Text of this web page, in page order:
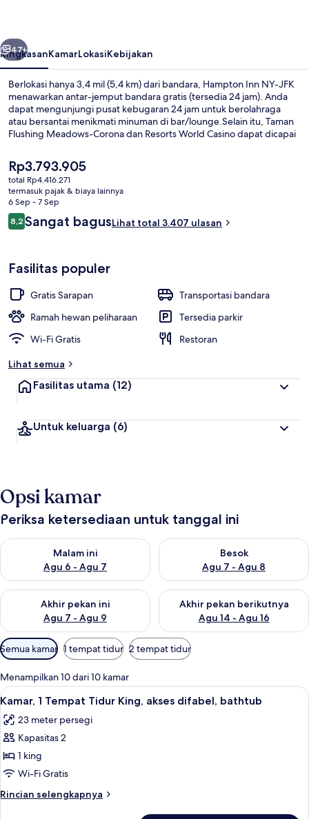
Berikutnya
47+
RingkasanKamarLokasiKebijakan
Berlokasi hanya 3,4 mil (5,4 km) dari bandara, Hampton Inn NY-JFK
menawarkan antar-jemput bandara gratis (tersedia 24 jam). Anda
dapat mengunjungi pusat kebugaran 24 jam untuk berolahraga
atau bersantai menikmati minuman di bar/lounge.Selain itu, Taman
Flushing Meadows-Corona dan Resorts World Casino dapat dicapai
tidur di kamar dan staf.
Harga
saat
ini
Rp3.793.905
Rp3.793.905
total Rp4.416.271
termasuk pajak & biaya lainnya
6 Sep - 7 Sep
Ulasan
8,28,2 dari 10
Sangat bagusLihat total 3.407 ulasan
Fasilitas populer
Gratis Sarapan
Transportasi bandara
Ramah hewan peliharaan
Tersedia parkir
Wi-Fi Gratis
Restoran
Lihat semua
Fasilitas utama (12)
Untuk keluarga (6)
Opsi kamar
Periksa ketersediaan untuk tanggal ini
Malam ini
Agu 6 - Agu 7
Periksa ketersediaan untuk malam ini Agu 6 - Agu 7
Besok
Agu 7 - Agu 8
Periksa ketersediaan untuk
Akhir pekan ini
Agu 7 - Agu 9
Periksa ketersediaan untuk akhir pekan ini Agu 7 - Agu 9
Akhir pekan berikutnya
Agu 14 - Agu 16
Periksa ketersediaan untuk
Filter
tersedia
untuk
kamar
Semua kamar 1 tempat tidur 2 tempat tidur
Menampilkan 10 dari 10 kamar
Lihat
semua
foto
untuk
Kamar,
1
Tempat
Tidur
Seprai premium, brankas, meja
6
Kamar, 1 Tempat Tidur King, akses difabel, bathtub
23 meter persegi
Kapasitas 2
1 king
Wi-Fi Gratis
Rincian selengkapnya
Rincian